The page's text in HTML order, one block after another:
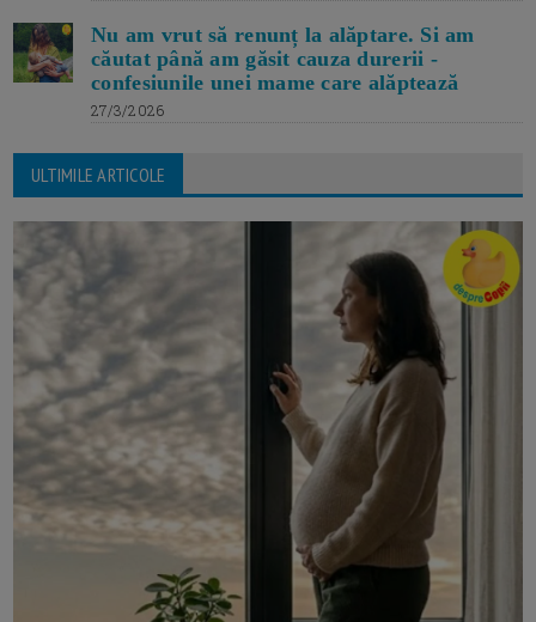
Nu am vrut să renunț la alăptare. Si am
căutat până am găsit cauza durerii -
confesiunile unei mame care alăptează
27/3/2026
ULTIMILE ARTICOLE